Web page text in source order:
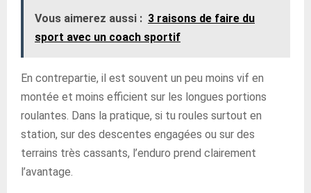
Vous aimerez aussi : 3 raisons de faire du
sport avec un coach sportif
En contrepartie, il est souvent un peu moins vif en
montée et moins efficient sur les longues portions
roulantes. Dans la pratique, si tu roules surtout en
station, sur des descentes engagées ou sur des
terrains très cassants, l’enduro prend clairement
l’avantage.